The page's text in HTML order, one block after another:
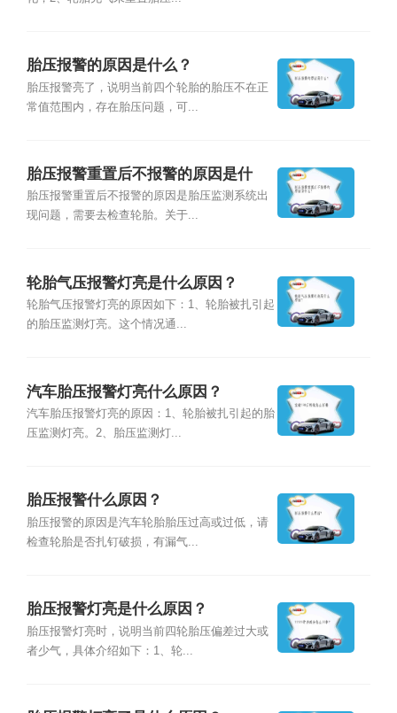
胎压报警的原因是什么？
胎压报警亮了，说明当前四个轮胎的胎压不在正
常值范围内，存在胎压问题，可...
胎压报警重置后不报警的原因是什
么？
胎压报警重置后不报警的原因是胎压监测系统出
现问题，需要去检查轮胎。关于...
轮胎气压报警灯亮是什么原因？
轮胎气压报警灯亮的原因如下：1、轮胎被扎引起
的胎压监测灯亮。这个情况通...
汽车胎压报警灯亮什么原因？
汽车胎压报警灯亮的原因：1、轮胎被扎引起的胎
压监测灯亮。2、胎压监测灯...
胎压报警什么原因？
胎压报警的原因是汽车轮胎胎压过高或过低，请
检查轮胎是否扎钉破损，有漏气...
胎压报警灯亮是什么原因？
胎压报警灯亮时，说明当前四轮胎压偏差过大或
者少气，具体介绍如下：1、轮...